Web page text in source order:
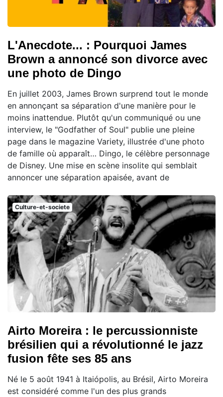
L'Anecdote... : Pourquoi James
Brown a annoncé son divorce avec
une photo de Dingo
En juillet 2003, James Brown surprend tout le monde
en annonçant sa séparation d'une manière pour le
moins inattendue. Plutôt qu'un communiqué ou une
interview, le "Godfather of Soul" publie une pleine
page dans le magazine Variety, illustrée d'une photo
de famille où apparaît… Dingo, le célèbre personnage
de Disney. Une mise en scène insolite qui semblait
annoncer une séparation apaisée, avant de
Culture-et-societe
Airto Moreira : le percussionniste
brésilien qui a révolutionné le jazz
fusion fête ses 85 ans
Né le 5 août 1941 à Itaiópolis, au Brésil, Airto Moreira
est considéré comme l'un des plus grands